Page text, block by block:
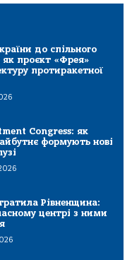
до спільного
проєкт «Фрея»
протиракетної
Congress: як
формують нові
Рівненщина:
центрі з ними